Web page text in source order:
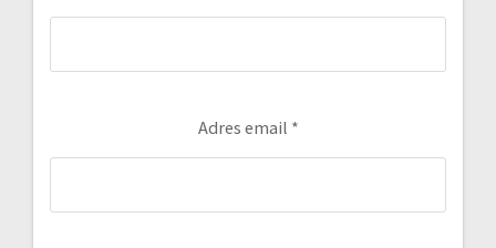
Adres email *